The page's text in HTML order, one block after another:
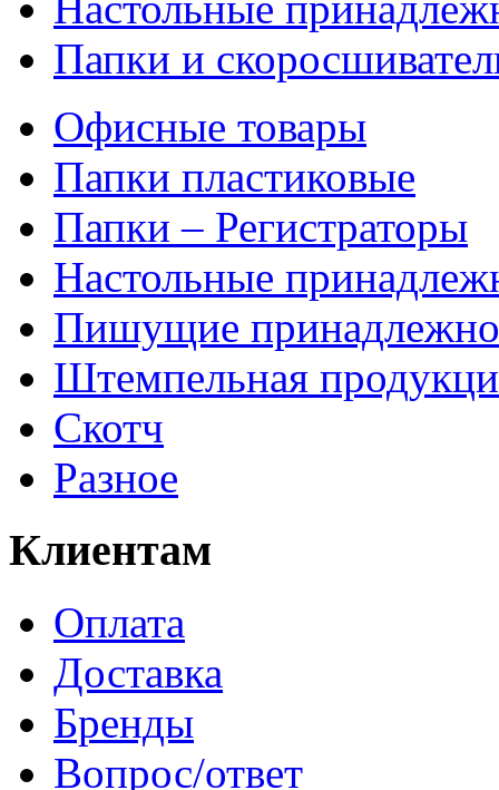
Папки и
Офисные товары
Папки пластиковые
Папки – Регистраторы
Настольные
Пишущие
Штемпельная
Скотч
Разное
Клиентам
Оплата
Доставка
Бренды
Вопрос/ответ